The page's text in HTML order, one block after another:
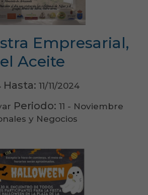
Empresarial,
Aceite
Hasta: 11/11/2024
Periodo: 11 - Noviembre
y Negocios